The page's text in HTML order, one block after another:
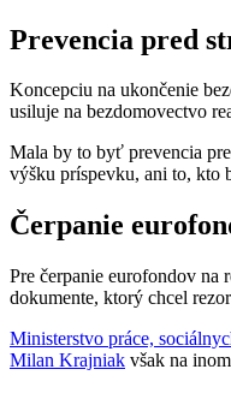
Prevencia pred
Koncepciu na ukončenie
usiluje na bezdomovectvo
Mala by to byť prevencia
výšku príspevku, ani to, kto
Čerpanie
Pre čerpanie eurofondov na
dokumente, ktorý chcel
Ministerstvo práce,
Milan Krajniak však na